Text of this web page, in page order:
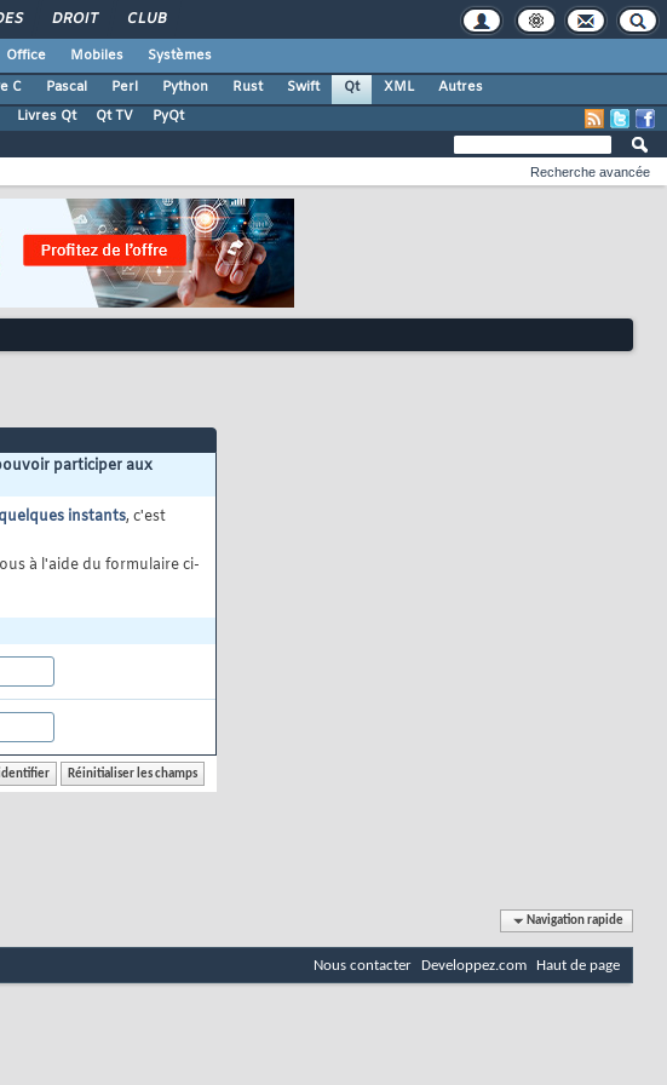
DROIT CLUB
Office Mobiles
Systèmes
C Pascal Perl Python Rust Swift Qt XML
Autres
Livres Qt Qt TV PyQt
Recherche avancée
participer aux
instants, c'est
à l'aide du formulaire ci-
Navigation rapide
Nous contacter Developpez.com Haut de page